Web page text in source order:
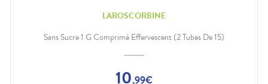
LAROSCORBINE
Sans Sucre 1 G Comprimé Effervescent (2 Tubes De 15)
10,99€